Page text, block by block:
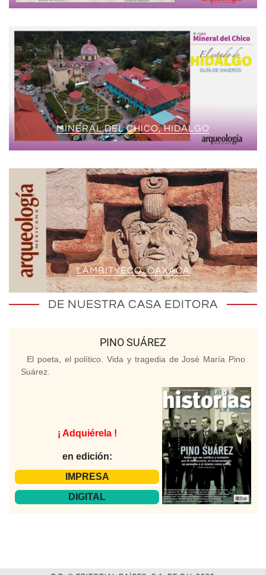
MINERAL DEL CHICO, HIDALGO
LAMBITYECO, OAXACA
DE NUESTRA CASA EDITORA
PINO SUÁREZ
El poeta, el político. Vida y tragedia de José María Pino
Suárez.
¡ Adquiérela !
en edición:
IMPRESA
DIGITAL